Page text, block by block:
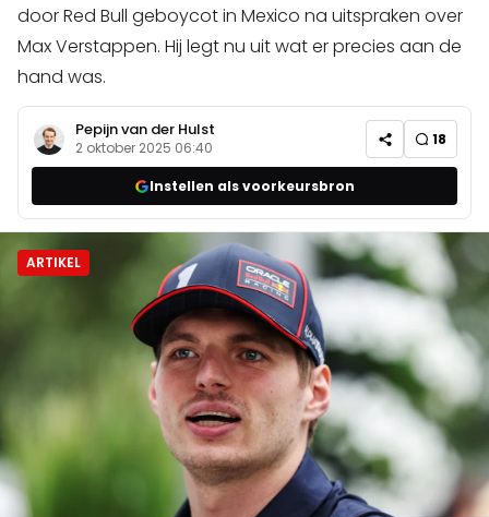
door Red Bull geboycot in Mexico na uitspraken over
Max Verstappen. Hij legt nu uit wat er precies aan de
hand was.
Pepijn van der Hulst
2 oktober 2025 06:40 18
Instellen als voorkeursbron
ARTIKEL